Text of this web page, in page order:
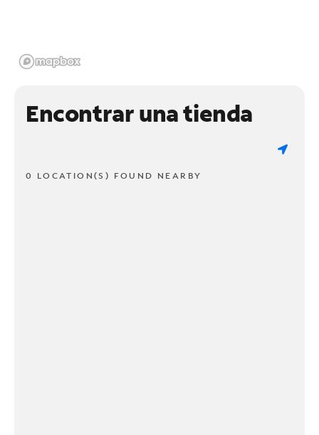
Encontrar una tienda
0 LOCATION(S) FOUND NEARBY